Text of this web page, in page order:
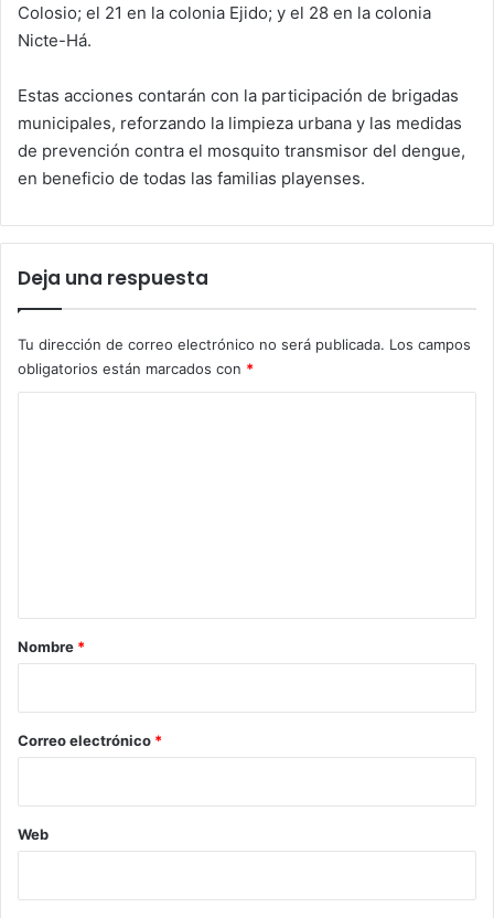
Colosio; el 21 en la colonia Ejido; y el 28 en la colonia
Nicte-Há.
Estas acciones contarán con la participación de brigadas
municipales, reforzando la limpieza urbana y las medidas
de prevención contra el mosquito transmisor del dengue,
en beneficio de todas las familias playenses.
Deja una respuesta
Tu dirección de correo electrónico no será publicada. Los campos
obligatorios están marcados con *
r
*
Nombre *
Correo electrónico *
Web